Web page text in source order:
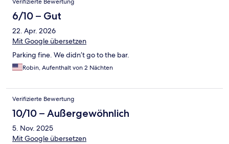
Verifizierte Bewertung
6/10 – Gut
22. Apr. 2026
Mit Google übersetzen
Parking fine. We didn’t go to the bar.
Robin, Aufenthalt von 2 Nächten
Verifizierte Bewertung
10/10 – Außergewöhnlich
5. Nov. 2025
Mit Google übersetzen